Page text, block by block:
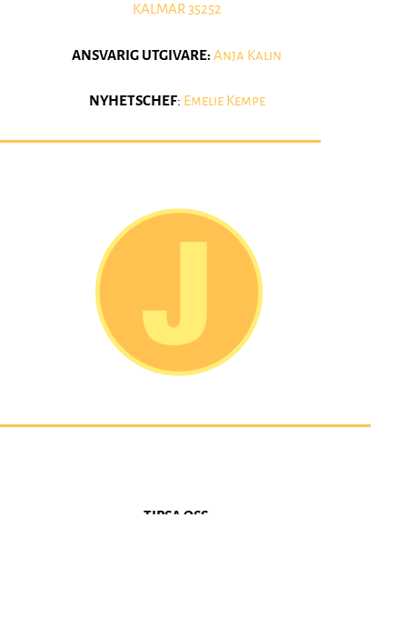
KALMAR 35252
ANSVARIG UTGIVARE: Anja Kalin
NYHETSCHEF: Emelie Kempe
TIPSA OSS: